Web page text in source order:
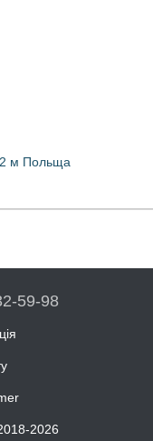
м Польща
59-98
2026